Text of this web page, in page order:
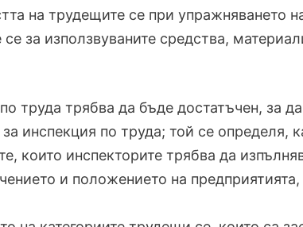
на трудещите се при упражняването
за използвуваните средства,
труда трябва да бъде достатъчен, за
инспекция по труда; той се определя,
които инспекторите трябва да
и положението на